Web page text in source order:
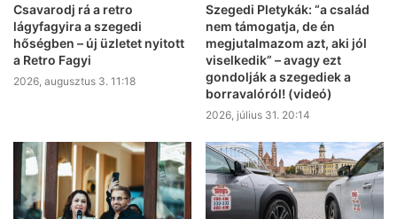
Csavarodj rá a retro
lágyfagyira a szegedi
hőségben – új üzletet nyitott
a Retro Fagyi
2026, augusztus 3. 11:18
Szegedi Pletykák: “a család
nem támogatja, de én
megjutalmazom azt, aki jól
viselkedik” – avagy ezt
gondolják a szegediek a
borravalóról! (videó)
2026, július 31. 20:14